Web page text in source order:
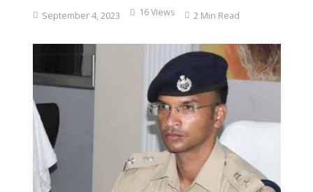
September 4, 2023 16 Views 2 Min Read